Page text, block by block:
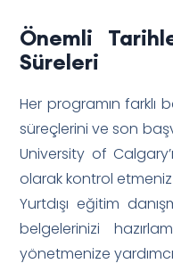
Önemli
Süreleri
Her programın farklı
süreçlerini ve son
University of
olarak kontrol etmeniz
Yurtdışı eğitim
belgelerinizi
yönetmenize